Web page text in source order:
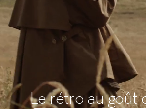
Le rétro au goût